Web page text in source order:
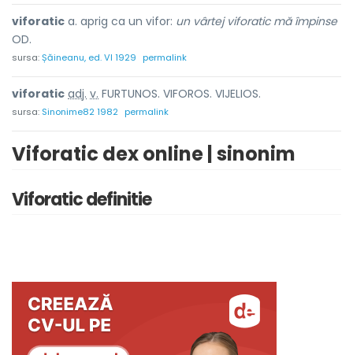
viforatic a. aprig ca un vifor: un vârtej viforatic mă împinse
OD.
sursa:Șăineanu, ed. VI 1929 permalink
viforatic adj. v. FURTUNOS. VIFOROS. VIJELIOS.
sursa: Sinonime82 1982 permalink
Viforatic dex online | sinonim
Viforatic definitie